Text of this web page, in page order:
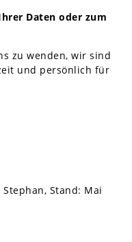
Daten oder zum
zu wenden, wir sind
und persönlich für
Stand: Mai